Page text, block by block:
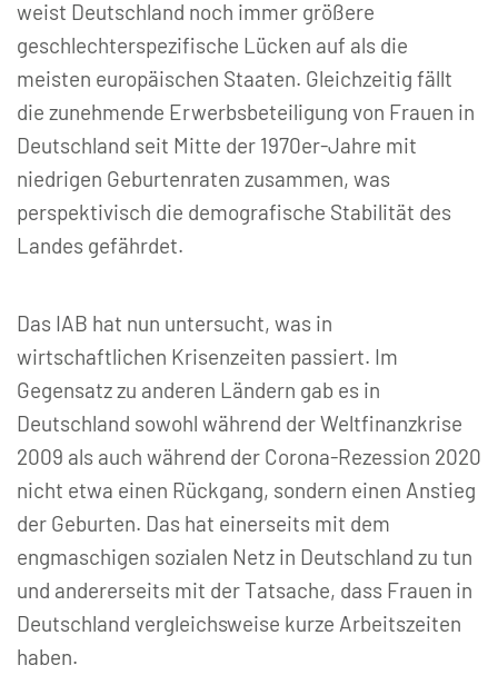
weist Deutschland noch immer größere
geschlechterspezifische Lücken auf als die
meisten europäischen Staaten. Gleichzeitig fällt
die zunehmende Erwerbsbeteiligung von Frauen in
Deutschland seit Mitte der 1970er-Jahre mit
niedrigen Geburtenraten zusammen, was
perspektivisch die demografische Stabilität des
Landes gefährdet.
Das IAB hat nun untersucht, was in
wirtschaftlichen Krisenzeiten passiert. Im
Gegensatz zu anderen Ländern gab es in
Deutschland sowohl während der Weltfinanzkrise
2009 als auch während der Corona-Rezession 2020
nicht etwa einen Rückgang, sondern einen Anstieg
der Geburten. Das hat einerseits mit dem
engmaschigen sozialen Netz in Deutschland zu tun
und andererseits mit der Tatsache, dass Frauen in
Deutschland vergleichsweise kurze Arbeitszeiten
haben.